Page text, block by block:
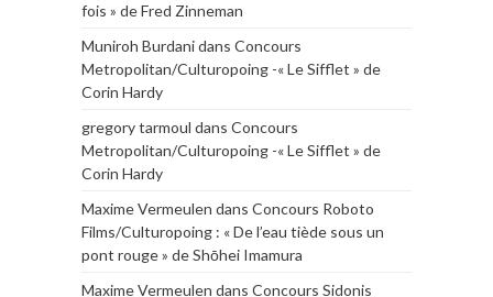
fois » de Fred Zinneman
Muniroh Burdanidans Concours
Metropolitan/Culturopoing -« Le Sifflet » de
Corin Hardy
gregory tarmoul dans Concours
Metropolitan/Culturopoing -« Le Sifflet » de
Corin Hardy
Maxime Vermeulen dans Concours Roboto
Films/Culturopoing : « De l’eau tiède sous un
pont rouge » de Shōhei Imamura
Maxime Vermeulen dans Concours Sidonis